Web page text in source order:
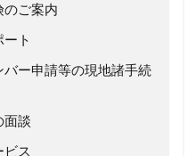
のご案内
ト
ー申請等の現地諸手続
面談
ス